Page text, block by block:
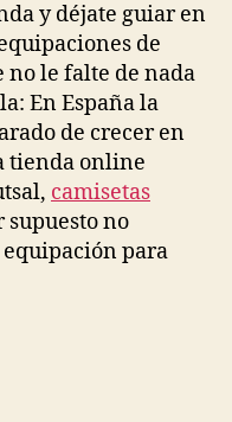
y déjate guiar en
de
no le falte de nada
En España la
de crecer en
tienda online
camisetas
supuesto no
para